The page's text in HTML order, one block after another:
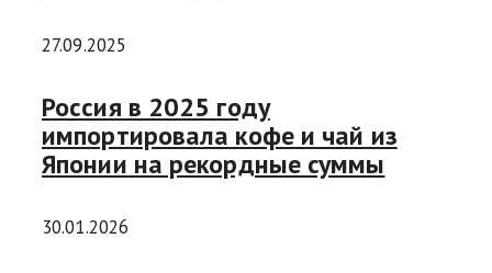
27.09.2025
Россия в 2025 году
импортировала кофе и чай из
Японии на рекордные суммы
30.01.2026